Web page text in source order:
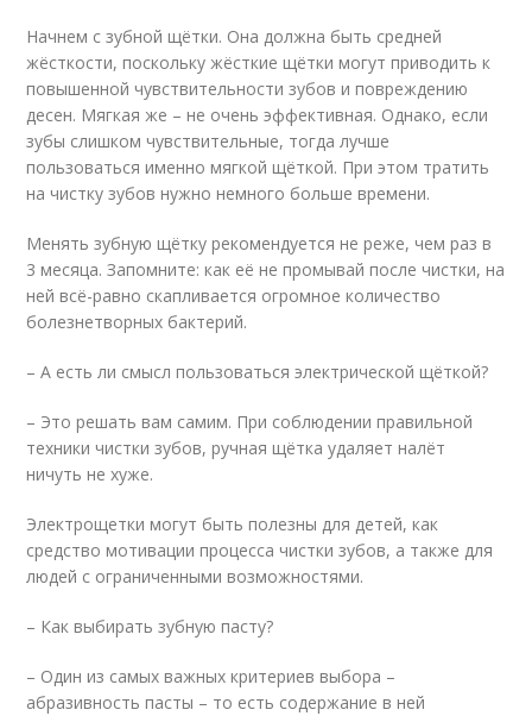
Начнем с зубной щётки. Она должна быть средней
жёсткости, поскольку жёсткие щётки могут приводить к
повышенной чувствительности зубов и повреждению
десен. Мягкая же – не очень эффективная. Однако, если
зубы слишком чувствительные, тогда лучше
пользоваться именно мягкой щёткой. При этом тратить
на чистку зубов нужно немного больше времени.
Менять зубную щётку рекомендуется не реже, чем раз в
3 месяца. Запомните: как её не промывай после чистки, на
ней всё-равно скапливается огромное количество
болезнетворных бактерий.
– А есть ли смысл пользоваться электрической щёткой?
– Это решать вам самим. При соблюдении правильной
техники чистки зубов, ручная щётка удаляет налёт
ничуть не хуже.
Электрощетки могут быть полезны для детей, как
средство мотивации процесса чистки зубов, а также для
людей с ограниченными возможностями.
– Как выбирать зубную пасту?
– Один из самых важных критериев выбора –
абразивность пасты – то есть содержание в ней